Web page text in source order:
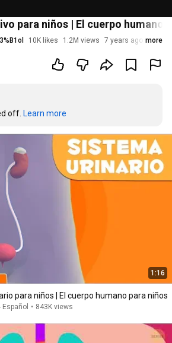
para niños | El cuerpo humano
10K likes 1.2M views 7 years ago more
off. Learn more
1:16
para niños | El cuerpo humano para niños
• 843K views